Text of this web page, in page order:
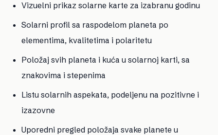
Vizuelni prikaz solarne karte za izabranu godinu
Solarni profil sa raspodelom planeta po
elementima, kvalitetima i polaritetu
Položaj svih planeta i kuća u solarnoj karti, sa
znakovima i stepenima
Listu solarnih aspekata, podeljenu na pozitivne i
izazovne
Uporedni pregled položaja svake planete u